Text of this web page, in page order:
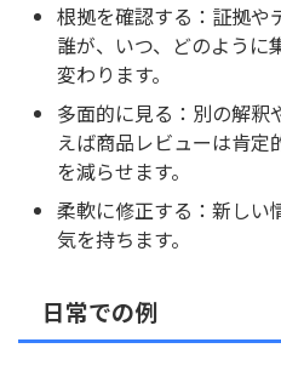
根拠を確認する：証拠や
誰が、いつ、どのように
変わります。
多面的に見る：別の解釈
えば商品レビューは肯定
を減らせます。
柔軟に修正する：新しい
気を持ちます。
日常での例